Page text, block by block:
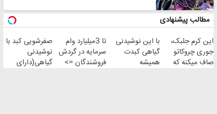
مطالب پیشنهادی
این کرم جلبک،
جوری چروکاتو
صاف میکنه که
با این نوشیدنی
گیاهی کبدت
همیشه
تا 3میلیارد وام
سرمایه در گردش
فروشندگان =>
صفرشویی کبد با
نوشیدنی
گیاهی(دارای